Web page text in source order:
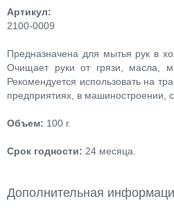
Артикул:
2100-0009
Предназначена для мытья рук в
Очищает руки от грязи, масла,
Рекомендуется использовать на
предприятиях, в машиностроении,
Объем: 100 г.
Срок годности: 24 месяца.
Дополнительная